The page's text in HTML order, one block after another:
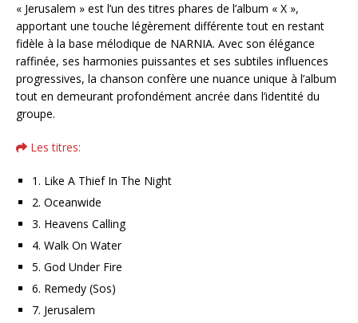
« Jerusalem » est l’un des titres phares de l’album « X »,
apportant une touche légèrement différente tout en restant
fidèle à la base mélodique de NARNIA. Avec son élégance
raffinée, ses harmonies puissantes et ses subtiles influences
progressives, la chanson confère une nuance unique à l’album
tout en demeurant profondément ancrée dans l’identité du
groupe.
Les titres:
1. Like A Thief In The Night
2. Oceanwide
3. Heavens Calling
4. Walk On Water
5. God Under Fire
6. Remedy (Sos)
7. Jerusalem